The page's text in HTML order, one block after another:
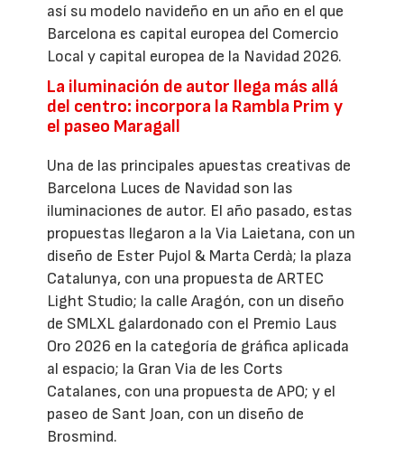
así su modelo navideño en un año en el que
Barcelona es capital europea del Comercio
Local y capital europea de la Navidad 2026.
La iluminación de autor llega más allá
del centro: incorpora la Rambla Prim y
el paseo Maragall
Una de las principales apuestas creativas de
Barcelona Luces de Navidad son las
iluminaciones de autor. El año pasado, estas
propuestas llegaron a la Via Laietana, con un
diseño de Ester Pujol & Marta Cerdà; la plaza
Catalunya, con una propuesta de ARTEC
Light Studio; la calle Aragón, con un diseño
de SMLXL galardonado con el Premio Laus
Oro 2026 en la categoría de gráfica aplicada
al espacio; la Gran Via de les Corts
Catalanes, con una propuesta de APO; y el
paseo de Sant Joan, con un diseño de
Brosmind.